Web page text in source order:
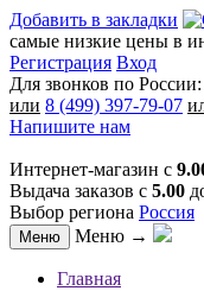
Добавить в закладки
самые низкие цены в
Регистрация Вход
Для звонков по России:
или 8 (499) 397-79-07
Напишите нам
Интернет-магазин с
Выдача заказов с 5.00
Выбор региона Россия
Меню Меню →
Главная